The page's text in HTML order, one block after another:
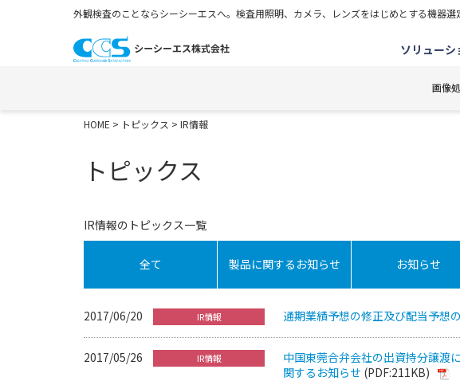
外観検査のことならシーシーエスへ。検査用照明、カメラ、レンズをはじめとする機器
ソリュー
画像
HOME > トピックス > IR情報
トピックス
IR情報のトピックス一覧
全て 製品に関するお知らせ お知らせ
2017/06/20 IR情報 通期業績予想の修正及び配当予想
2017/05/26 IR情報
中国東莞合弁会社の出資持分譲渡
関するお知らせ (PDF:211KB)